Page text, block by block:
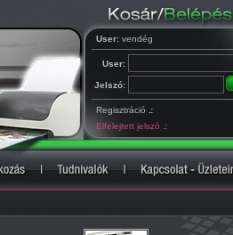
User: vendég
User:
Jelszó:
Regisztráció .:
Elfelejtett jelszó .: